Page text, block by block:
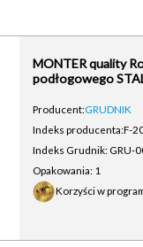
MONTER quality
podłogowego
Producent:GRUDNIK
Indeks producenta:F-
Indeks Grudnik: GRU-
Opakowania: 1
Korzyści w